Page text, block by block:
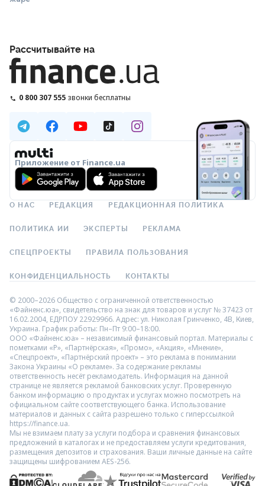
Рассчитывайте на
0 800 307 555 звонки бесплатны
Приложение от Finance.ua
О НАС РЕДАКЦИЯ РЕДАКЦИОННАЯ ПОЛИТИКА
ПОЛИТИКА ИИ ЭКСПЕРТЫ РЕКЛАМА
СПЕЦПРОЕКТЫ ПРАВИЛА ПОЛЬЗОВАНИЯ
КОНФИДЕНЦИАЛЬНОСТЬ КОНТАКТЫ
© 2000–2026 Общество с ограниченной ответственностью
«Файненс.юа», свидетельство на знак для товаров и услуг № 37423 от
16.02.2004, ЕДРПОУ 22929966. Адрес: ул. Николая Гринченко, 4В, Киев,
Украина. График работы: Пн–Пт 9:00–18:00.
ООО «Файненс.юа» – независимый финансовый портал. Материалы с
пометками «Р», «Партнёрская», «Промо», «Акция», «Мнение»,
«Спецпроект», «Партнёрский проект» – это реклама в понимании
Закона Украины «О рекламе». За содержание рекламы
ответственность несёт рекламодатель. Информация на данной
странице не является рекламой банковских услуг. Проверенную
банком информацию о продуктах и услугах можно посмотреть на
официальном сайте соответствующего банка. Использование
материалов и данных с сайта разрешено только с гиперссылкой
https://finance.ua.
Мы не взимаем плату за услуги подбора и сравнения финансовых
предложений в каталогах и не предоставляем услуги кредитования,
размещения депозитов и страхования. Ваши личные данные на сайте
защищены шифрованием AES-256.